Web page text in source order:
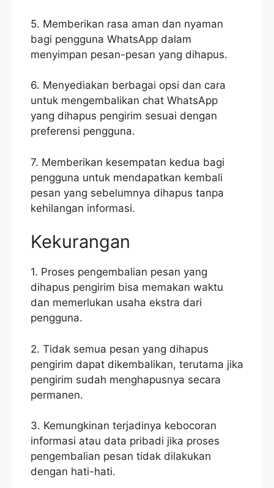
5. Memberikan rasa aman dan nyaman
bagi pengguna WhatsApp dalam
menyimpan pesan-pesan yang dihapus.
6. Menyediakan berbagai opsi dan cara
untuk mengembalikan chat WhatsApp
yang dihapus pengirim sesuai dengan
preferensi pengguna.
7. Memberikan kesempatan kedua bagi
pengguna untuk mendapatkan kembali
pesan yang sebelumnya dihapus tanpa
kehilangan informasi.
Kekurangan
1. Proses pengembalian pesan yang
dihapus pengirim bisa memakan waktu
dan memerlukan usaha ekstra dari
pengguna.
2. Tidak semua pesan yang dihapus
pengirim dapat dikembalikan, terutama jika
pengirim sudah menghapusnya secara
permanen.
3. Kemungkinan terjadinya kebocoran
informasi atau data pribadi jika proses
pengembalian pesan tidak dilakukan
dengan hati-hati.